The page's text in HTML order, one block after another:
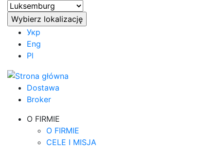
Укр
Eng
Pl
Dostawa
Broker
O FIRMIE
O FIRMIE
CELE I MISJA